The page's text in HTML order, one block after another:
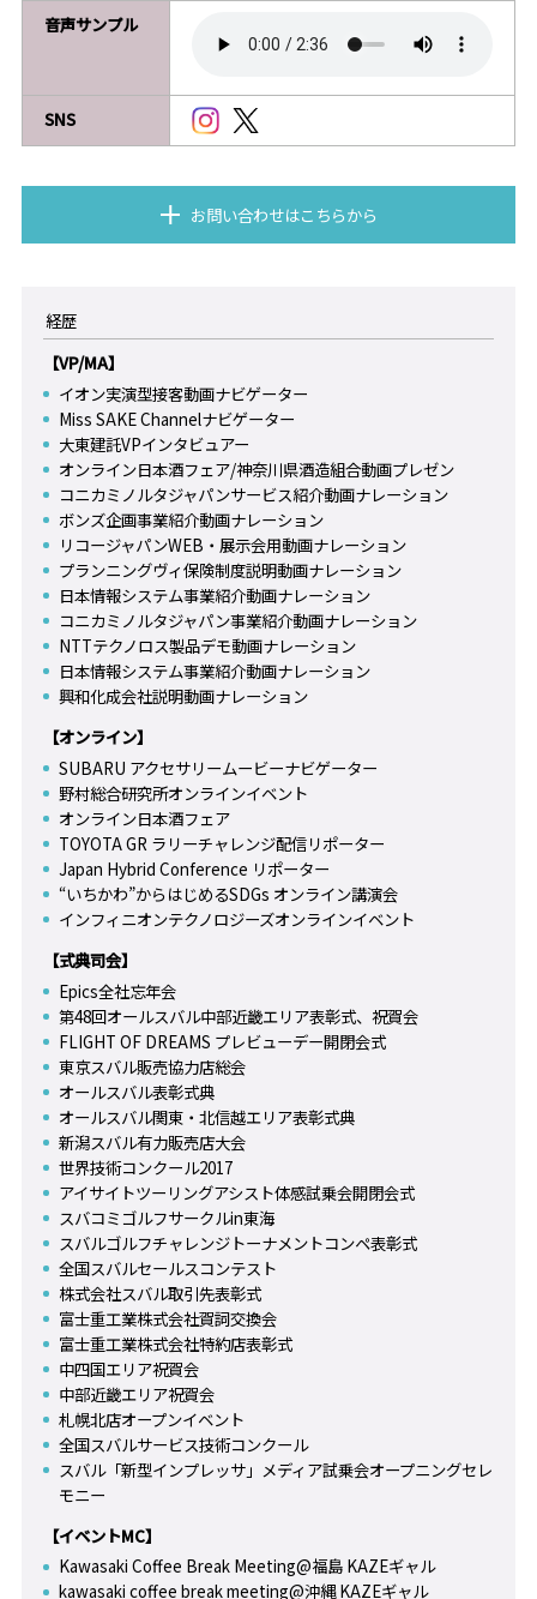
音声サンプル
SNS
お問い合わせはこちらから
経歴
【VP/MA】
イオン実演型接客動画ナビゲーター
Miss SAKE Channelナビゲーター
大東建託VPインタビュアー
オンライン日本酒フェア/神奈川県酒造組合動画プレゼン
コニカミノルタジャパンサービス紹介動画ナレーション
ボンズ企画事業紹介動画ナレーション
リコージャパンWEB・展示会用動画ナレーション
プランニングヴィ保険制度説明動画ナレーション
日本情報システム事業紹介動画ナレーション
コニカミノルタジャパン事業紹介動画ナレーション
NTTテクノロス製品デモ動画ナレーション
日本情報システム事業紹介動画ナレーション
興和化成会社説明動画ナレーション
【オンライン】
SUBARU アクセサリームービーナビゲーター
野村総合研究所オンラインイベント
オンライン日本酒フェア
TOYOTA GR ラリーチャレンジ配信リポーター
Japan Hybrid Conference リポーター
“いちかわ”からはじめるSDGs オンライン講演会
インフィニオンテクノロジーズオンラインイベント
【式典司会】
Epics全社忘年会
第48回オールスバル中部近畿エリア表彰式、祝賀会
FLIGHT OF DREAMS プレビューデー開閉会式
東京スバル販売協力店総会
オールスバル表彰式典
オールスバル関東・北信越エリア表彰式典
新潟スバル有力販売店大会
世界技術コンクール2017
アイサイトツーリングアシスト体感試乗会開閉会式
スバコミゴルフサークルin東海
スバルゴルフチャレンジトーナメントコンペ表彰式
全国スバルセールスコンテスト
株式会社スバル取引先表彰式
富士重工業株式会社賀詞交換会
富士重工業株式会社特約店表彰式
中四国エリア祝賀会
中部近畿エリア祝賀会
札幌北店オープンイベント
全国スバルサービス技術コンクール
スバル「新型インプレッサ」メディア試乗会オープニングセレ
モニー
【イベントMC】
Kawasaki Coffee Break Meeting@福島 KAZEギャル
kawasaki coffee break meeting@沖縄 KAZEギャル